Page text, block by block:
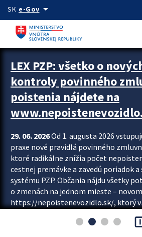
Preskocit na hlavný obsah
SK e-Govarrow_drop_down
Zastavit automatický posun upútavok
LEX PZP: všetko o
kontroly povinného
poistenia nájdete na
29. 06. 2026Od 1. augusta 2026
praxe nové pravidlá povinného
ktoré radikálne znížia počet
cestnej premávke a zavedú poriadok
systému PZP. Občania nájdu všetky
o zmenách na jednom mieste –
https://nepoistenevozidlo.sk/, ktorý
asociácie poisťovní (SLASPO) a